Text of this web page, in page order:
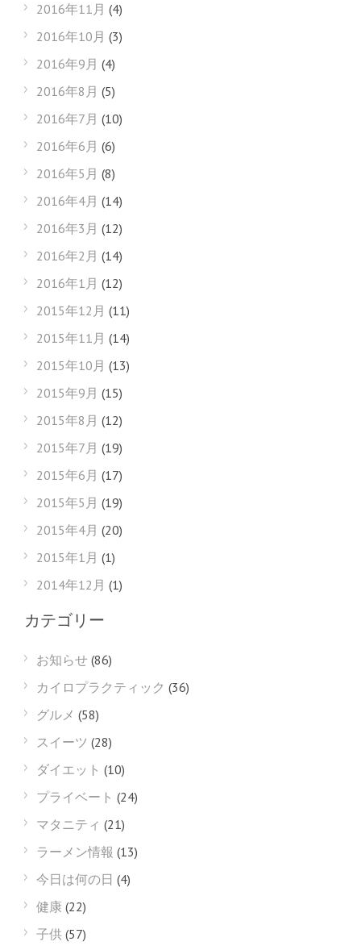
2016年11月 (4)
2016年10月 (3)
2016年9月 (4)
2016年8月 (5)
2016年7月 (10)
2016年6月 (6)
2016年5月 (8)
2016年4月 (14)
2016年3月 (12)
2016年2月 (14)
2016年1月 (12)
2015年12月 (11)
2015年11月 (14)
2015年10月 (13)
2015年9月 (15)
2015年8月 (12)
2015年7月 (19)
2015年6月 (17)
2015年5月 (19)
2015年4月 (20)
2015年1月 (1)
2014年12月 (1)
カテゴリー
お知らせ (86)
カイロプラクティック (36)
グルメ (58)
スイーツ (28)
ダイエット (10)
プライベート (24)
マタニティ (21)
ラーメン情報 (13)
今日は何の日 (4)
健康 (22)
子供 (57)